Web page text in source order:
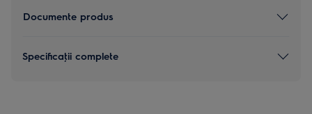
Documente produs
Specificaţii complete